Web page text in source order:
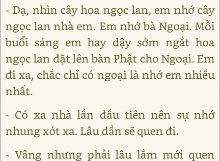
- Dạ, nhìn cây hoa ngọc lan, em nhớ cây
ngọc lan nhà em. Em nhớ bà Ngoại. Mỗi
buổi sáng em hay dậy sớm ngắt hoa
ngọc lan đặt lên bàn Phật cho Ngoại. Em
đi xa, chắc chỉ có ngoại là nhớ em nhiều
nhất.
- Có xa nhà lần đầu tiên nên sự nhớ
nhung xót xa. Lâu dần sẽ quen đi.
- Vâng nhưng phải lâu lắm mới quen